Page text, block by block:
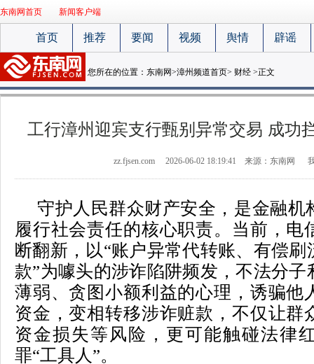
东南网首页 新闻客户端
首页 推荐 要闻 视频 舆情 辟谣
您所在的位置： 东南网>漳州频道首页> 财经 >正文
工行漳州迎宾支行甄别异常交易 成功
zz.fjsen.com 2026-06-02 18:19:41 来源：东南网
守护人民群众财产安全，是金融机
履行社会责任的核心职责。当前，电
断翻新，以“账户异常代转账、有偿
款”为噱头的涉诈陷阱频发，不法分
薄弱、贪图小额利益的心理，诱骗他
资金，变相转移涉诈赃款，不仅让群
资金损失等风险，更可能触碰法律
罪“工具人”。